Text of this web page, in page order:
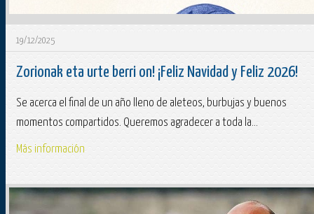
19/12/2025
Zorionak eta urte berri on! ¡Feliz Navidad y Feliz 2026!
Se acerca el final de un año lleno de aleteos, burbujas y buenos
momentos compartidos. Queremos agradecer a toda la...
Más información